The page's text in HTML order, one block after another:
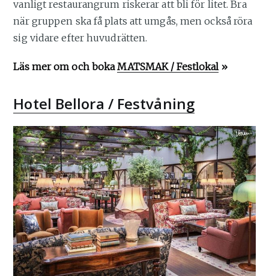
vanligt restaurangrum riskerar att bli för litet. Bra
när gruppen ska få plats att umgås, men också röra
sig vidare efter huvudrätten.
Läs mer om och bokaMATSMAK / Festlokal»
Hotel Bellora / Festvåning